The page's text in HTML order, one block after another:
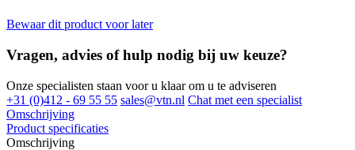
Bewaar dit product voor later
Vragen, advies of hulp nodig bij uw keuze?
Onze specialisten staan voor u klaar om u te adviseren
+31 (0)412 - 69 55 55 sales@vtn.nl Chat met een specialist
Omschrijving
Product specificaties
Omschrijving